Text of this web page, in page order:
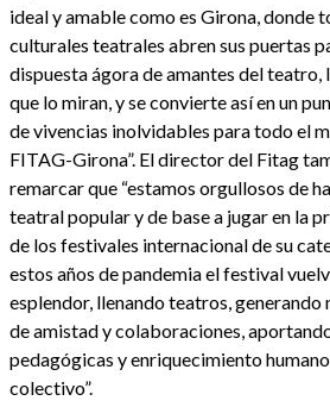
ideal y amable como es Girona, donde
culturales teatrales abren sus puertas
dispuesta ágora de amantes del teatro,
que lo miran, y se convierte así en un
de vivencias inolvidables para todo el
FITAG-Girona”. El director del Fitag
remarcar que “estamos orgullosos de
teatral popular y de base a jugar en la
de los festivales internacional de su
estos años de pandemia el festival
esplendor, llenando teatros, generando
de amistad y colaboraciones,
pedagógicas y enriquecimiento
colectivo”.